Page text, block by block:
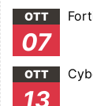
OTT
07
OTT
13